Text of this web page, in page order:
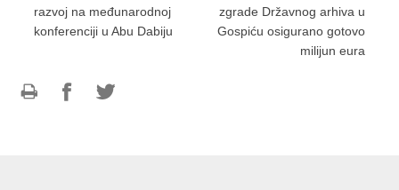
razvoj na međunarodnoj
konferenciji u Abu Dabiju
zgrade Državnog arhiva u
Gospiću osigurano gotovo
milijun eura